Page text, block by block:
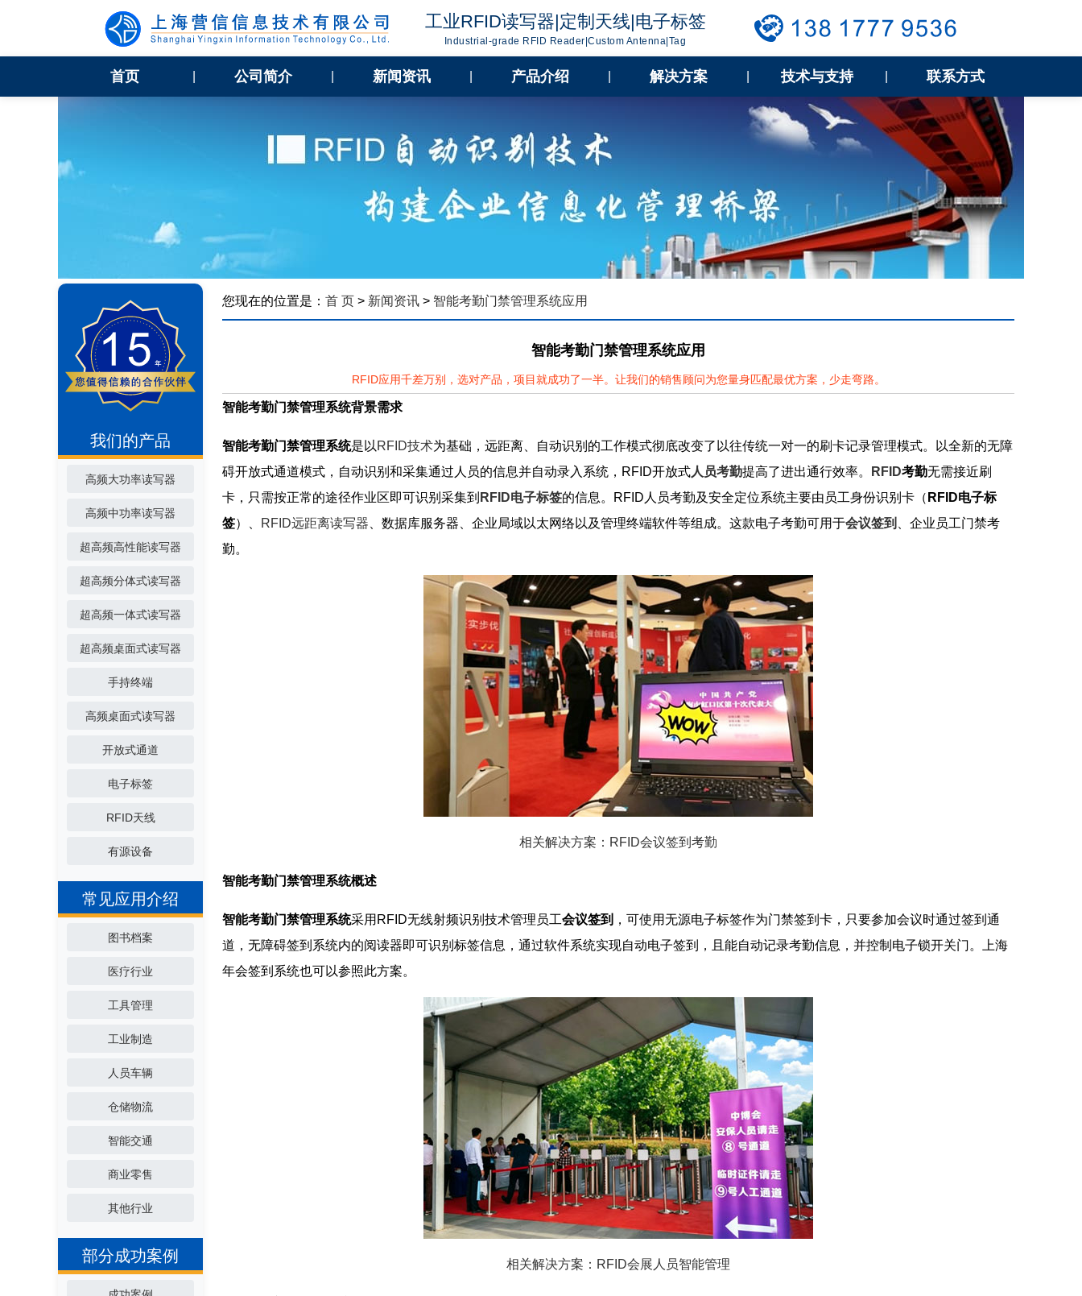
工业RFID读写器|定制天线|电子标签
Industrial-grade RFID Reader|Custom Antenna|Tag
首页 公司简介 新闻资讯 产品介绍 解决方案 技术与支持 联系方式
我们的产品
高频大功率读写器
高频中功率读写器
超高频高性能读写器
超高频分体式读写器
超高频一体式读写器
超高频桌面式读写器
手持终端
高频桌面式读写器
开放式通道
电子标签
RFID天线
有源设备
常见应用介绍
图书档案
医疗行业
工具管理
工业制造
人员车辆
仓储物流
智能交通
商业零售
其他行业
部分成功案例
您现在的位置是： 首 页 > 新闻资讯 > 智能考勤门禁管理系统应用
智能考勤门禁管理系统应用
RFID应用千差万别，选对产品，项目就成功了一半。让我们的销售顾问为您量身匹配最优方案，少走弯路。
智能考勤门禁管理系统背景需求
智能考勤门禁管理系统是以 RFID技术为基础，远距离、自动识别的工作模式彻底改变了以往传统一对一的刷卡记录管理模式。以全新的无障
碍开放式通道模式，自动识别和采集通过人员的信息并自动录入系统，RFID开放式人员考勤提高了进出通行效率。 RFID考勤无需接近刷
卡，只需按正常的途径作业区即可识别采集到 RFID电子标签的信息。RFID人员考勤及安全定位系统主要由员工身份识别卡（ RFID电子标
签）、 RFID远距离读写器 、数据库服务器、企业局域以太网络以及管理终端软件等组成。这款电子考勤可用于会议签到
、企业员工门禁考
勤。
相关解决方案：RFID会议签到考勤
智能考勤门禁管理系统概述
智能考勤门禁管理系统采用RFID无线射频识别技术管理员工会议签到 ，可使用无源电子标签作为门禁签到卡，只要参加会议时通过签到通
道，无障碍签到系统内的阅读器即可识别标签信息，通过软件系统实现自动电子签到，且能自动记录考勤信息，并控制电子锁开关门。上海
年会签到系统也可以参照此方案。
相关解决方案：RFID会展人员智能管理